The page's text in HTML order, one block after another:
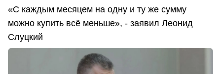
«С каждым месяцем на одну и ту же сумму
можно купить всё меньше», - заявил Леонид
Слуцкий